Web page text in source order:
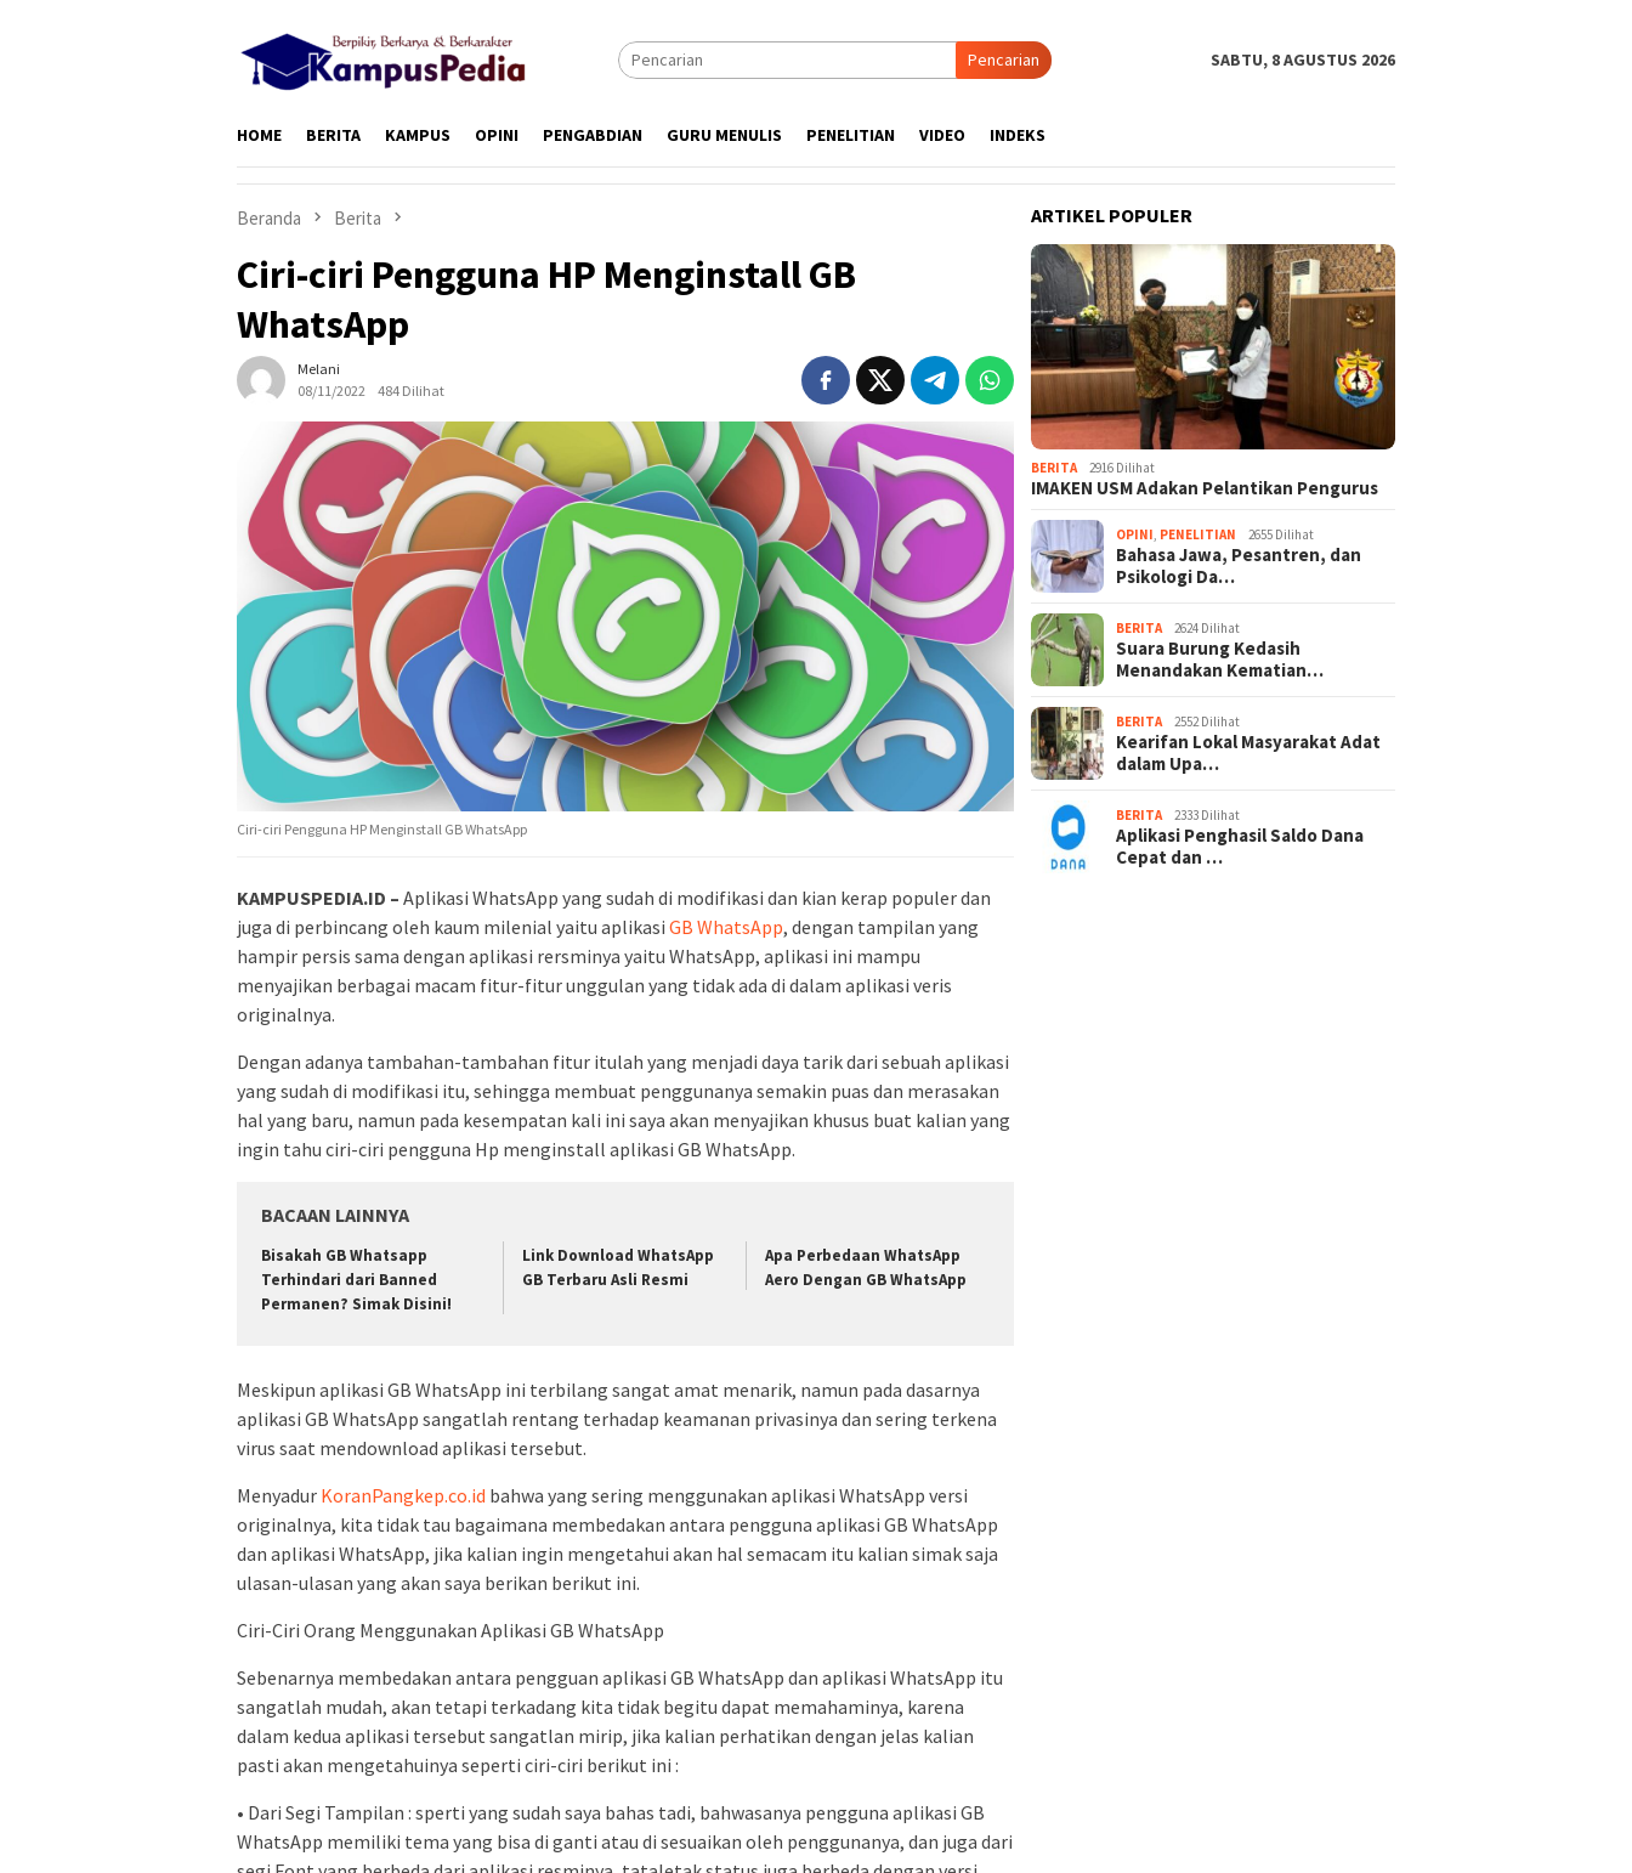
Pencarian SABTU, 8 AGUSTUS 2026
HOME BERITA KAMPUS OPINI PENGABDIAN GURU MENULIS PENELITIAN VIDEO INDEKS
Beranda Berita
Ciri-ciri Pengguna HP Menginstall GB
WhatsApp
Melani
08/11/2022
484 Dilihat
Ciri-ciri Pengguna HP Menginstall GB WhatsApp
KAMPUSPEDIA.ID – Aplikasi WhatsApp yang sudah di modifikasi dan kian kerap populer dan
juga di perbincang oleh kaum milenial yaitu aplikasi GB WhatsApp, dengan tampilan yang
hampir persis sama dengan aplikasi rersminya yaitu WhatsApp, aplikasi ini mampu
menyajikan berbagai macam fitur-fitur unggulan yang tidak ada di dalam aplikasi veris
originalnya.
Dengan adanya tambahan-tambahan fitur itulah yang menjadi daya tarik dari sebuah aplikasi
yang sudah di modifikasi itu, sehingga membuat penggunanya semakin puas dan merasakan
hal yang baru, namun pada kesempatan kali ini saya akan menyajikan khusus buat kalian yang
ingin tahu ciri-ciri pengguna Hp menginstall aplikasi GB WhatsApp.
BACAAN LAINNYA
Bisakah GB Whatsapp
Terhindari dari Banned
Permanen? Simak Disini!
Link Download WhatsApp
GB Terbaru Asli Resmi
Apa Perbedaan WhatsApp
Aero Dengan GB WhatsApp
Meskipun aplikasi GB WhatsApp ini terbilang sangat amat menarik, namun pada dasarnya
aplikasi GB WhatsApp sangatlah rentang terhadap keamanan privasinya dan sering terkena
virus saat mendownload aplikasi tersebut.
Menyadur KoranPangkep.co.id bahwa yang sering menggunakan aplikasi WhatsApp versi
originalnya, kita tidak tau bagaimana membedakan antara pengguna aplikasi GB WhatsApp
dan aplikasi WhatsApp, jika kalian ingin mengetahui akan hal semacam itu kalian simak saja
ulasan-ulasan yang akan saya berikan berikut ini.
Ciri-Ciri Orang Menggunakan Aplikasi GB WhatsApp
Sebenarnya membedakan antara pengguan aplikasi GB WhatsApp dan aplikasi WhatsApp itu
sangatlah mudah, akan tetapi terkadang kita tidak begitu dapat memahaminya, karena
dalam kedua aplikasi tersebut sangatlan mirip, jika kalian perhatikan dengan jelas kalian
pasti akan mengetahuinya seperti ciri-ciri berikut ini :
• Dari Segi Tampilan : sperti yang sudah saya bahas tadi, bahwasanya pengguna aplikasi GB
WhatsApp memiliki tema yang bisa di ganti atau di sesuaikan oleh penggunanya, dan juga dari
ARTIKEL POPULER
BERITA 2916 Dilihat
IMAKEN USM Adakan Pelantikan Pengurus
OPINI PENELITIAN 2655 Dilihat
Bahasa Jawa, Pesantren, dan
Psikologi Da…
BERITA 2624 Dilihat
Suara Burung Kedasih
Menandakan Kematian…
BERITA 2552 Dilihat
Kearifan Lokal Masyarakat Adat
dalam Upa…
BERITA 2333 Dilihat
Aplikasi Penghasil Saldo Dana
Cepat dan …